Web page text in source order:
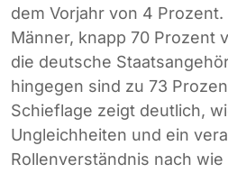
dem Vorjahr von 4
Männer, knapp 70 Prozent
die deutsche
hingegen sind zu 73
Schieflage zeigt deutlich,
Ungleichheiten und ein
Rollenverständnis nach